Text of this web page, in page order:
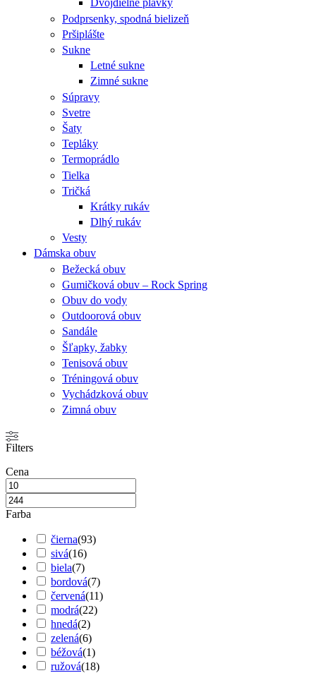
Dvojdielne plavky
Podprsenky, spodná bielizeň
Pršiplášte
Sukne
Letné sukne
Zimné sukne
Súpravy
Svetre
Šaty
Tepláky
Termoprádlo
Tielka
Tričká
Krátky rukáv
Dlhý rukáv
Vesty
Dámska obuv
Bežecká obuv
Gumičková obuv – Rock Spring
Obuv do vody
Outdoorová obuv
Sandále
Šľapky, žabky
Tenisová obuv
Tréningová obuv
Vychádzková obuv
Zimná obuv
Filters
Cena
Farba
čierna(93)
sivá(16)
biela(7)
bordová(7)
červená(11)
modrá(22)
hnedá(2)
zelená(6)
béžová(1)
ružová(18)